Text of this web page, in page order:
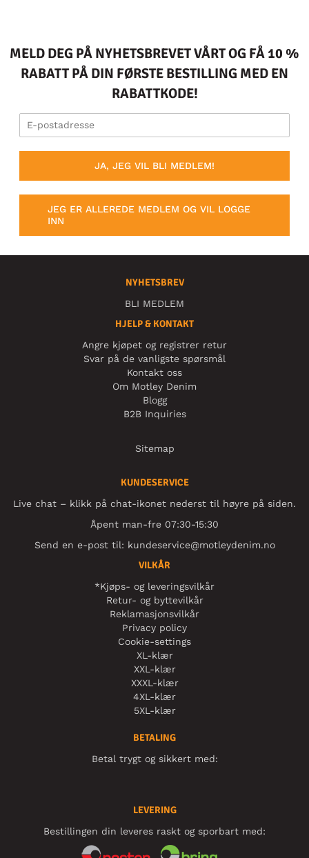
MELD DEG PÅ NYHETSBREVET VÅRT OG FÅ 10 %
RABATT PÅ DIN FØRSTE BESTILLING MED EN
RABATTKODE!
JA, JEG VIL BLI MEDLEM!
JEG ER ALLEREDE MEDLEM OG VIL LOGGE
INN
NYHETSBREV
BLI MEDLEM
HJELP & KONTAKT
Angre kjøpet og registrer retur
Svar på de vanligste spørsmål
Kontakt oss
Om Motley Denim
Blogg
B2B Inquiries
Sitemap
KUNDESERVICE
Live chat – klikk på chat-ikonet nederst til høyre på siden.
Åpent man-fre 07:30-15:30
Send en e-post til: kundeservice@motleydenim.no
VILKÅR
*Kjøps- og leveringsvilkår
Retur- og byttevilkår
Reklamasjonsvilkår
Privacy policy
Cookie-settings
XL-klær
XXL-klær
XXXL-klær
4XL-klær
5XL-klær
BETALING
Betal trygt og sikkert med:
LEVERING
Bestillingen din leveres raskt og sporbart med: